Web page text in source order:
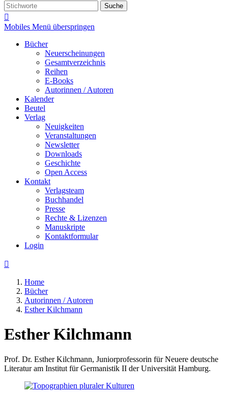
Suche

Mobiles Menü überspringen
Bücher
Neuerscheinungen
Gesamtverzeichnis
Reihen
E-Books
Autorinnen / Autoren
Kalender
Beutel
Verlag
Neuigkeiten
Veranstaltungen
Newsletter
Downloads
Geschichte
Open Access
Kontakt
Verlagsteam
Buchhandel
Presse
Rechte & Lizenzen
Manuskripte
Kontaktformular
Login

Home
Bücher
Autorinnen / Autoren
Esther Kilchmann
Esther Kilchmann
Prof. Dr. Esther Kilchmann, Juniorprofessorin für Neuere deutsche
Literatur am Institut für Germanistik II der Universität Hamburg.